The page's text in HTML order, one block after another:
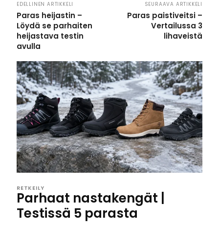
EDELLINEN ARTIKKELI
Paras heijastin –
Löydä se parhaiten
heijastava testin
avulla
SEURAAVA ARTIKKELI
Paras paistiveitsi –
Vertailussa 3
lihaveistä
RETKEILY
Parhaat nastakengät |
Testissä 5 parasta